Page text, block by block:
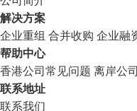
解决方案
企业重组 合并收购 企业融
帮助中心
香港公司常见问题 离岸公
联系地址
联系我们